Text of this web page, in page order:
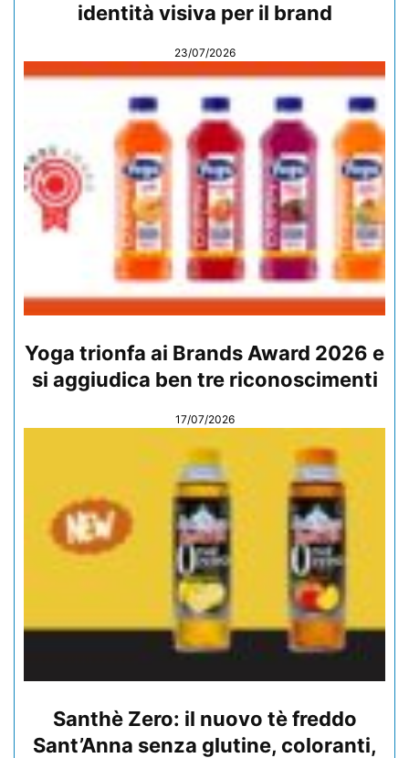
identità visiva per il brand
23/07/2026
Yoga trionfa ai Brands Award 2026 e
si aggiudica ben tre riconoscimenti
17/07/2026
Santhè Zero: il nuovo tè freddo
Sant’Anna senza glutine, coloranti,